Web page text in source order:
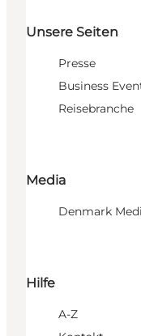
Unsere Seiten
Presse
Business
Reisebranche
Media
Denmark
Hilfe
A-Z